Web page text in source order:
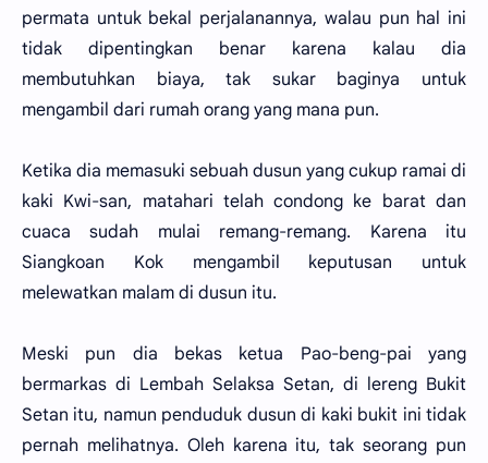
permata untuk bekal perjalanannya, walau pun hal ini
tidak dipentingkan benar karena kalau dia
membutuhkan biaya, tak sukar baginya untuk
mengambil dari rumah orang yang mana pun.
Ketika dia memasuki sebuah dusun yang cukup ramai di
kaki Kwi-san, matahari telah condong ke barat dan
cuaca sudah mulai remang-remang. Karena itu
Siangkoan Kok mengambil keputusan untuk
melewatkan malam di dusun itu.
Meski pun dia bekas ketua Pao-beng-pai yang
bermarkas di Lembah Selaksa Setan, di lereng Bukit
Setan itu, namun penduduk dusun di kaki bukit ini tidak
pernah melihatnya. Oleh karena itu, tak seorang pun